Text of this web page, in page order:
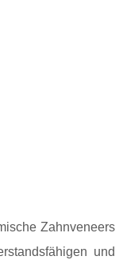
Zahnveneers
und